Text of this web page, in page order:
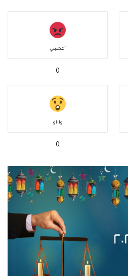
أغضبني
0
واااو
0